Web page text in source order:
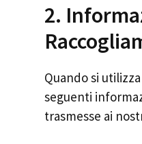
2.
Quando si
seguenti
trasmesse ai